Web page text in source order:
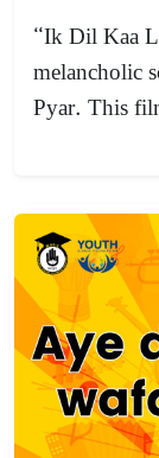
“Ik Dil Kaa
melancholic
Pyar. This